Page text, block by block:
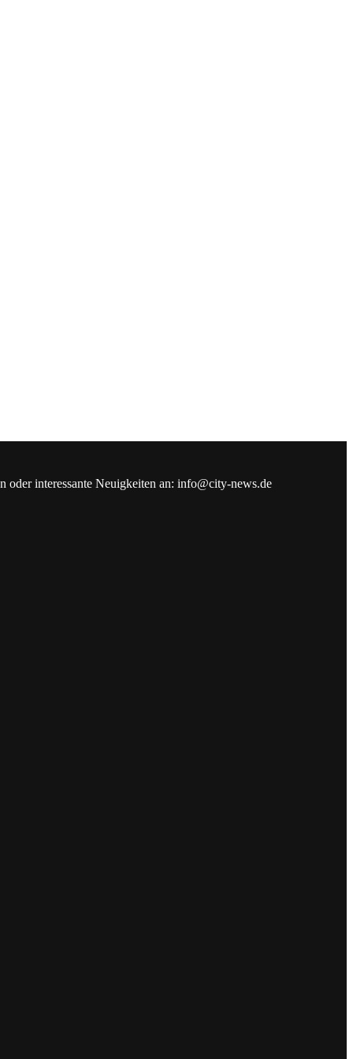
oder interessante Neuigkeiten an: info@city-news.de